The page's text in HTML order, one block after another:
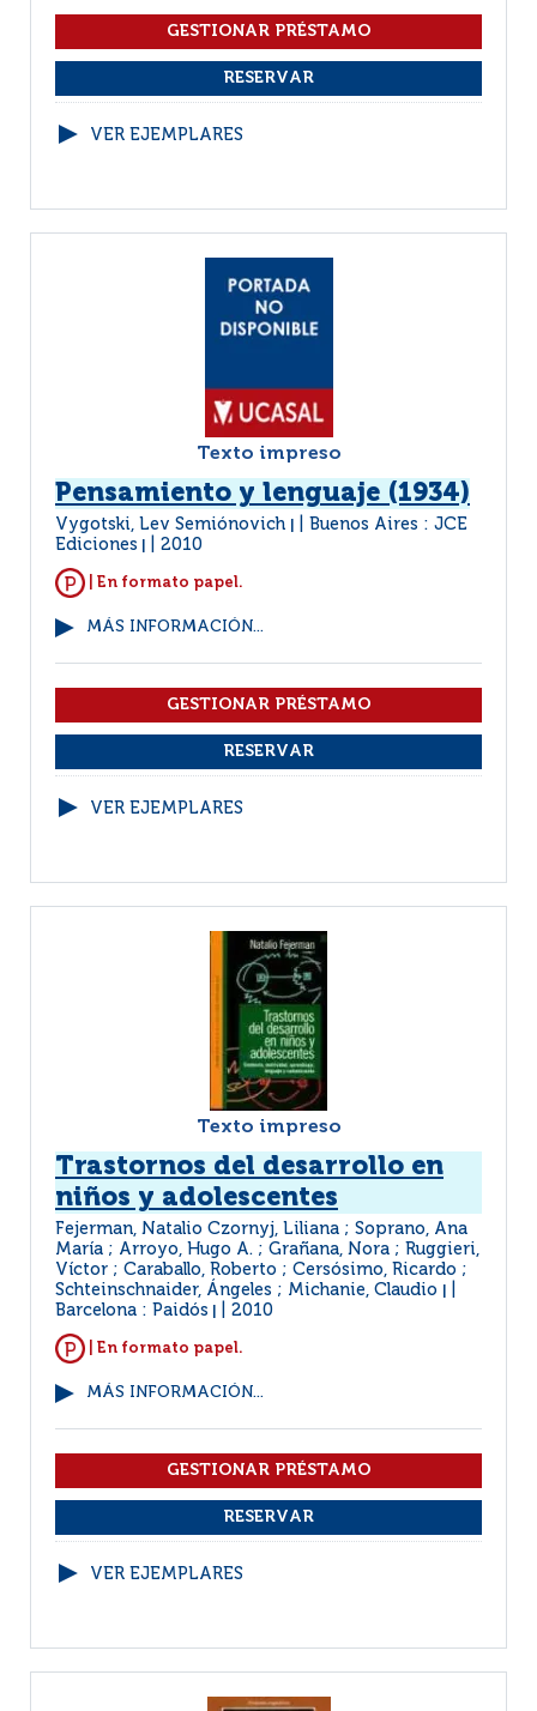
VER EJEMPLARES
Texto impreso
Pensamiento y lenguaje (1934)
Vygotski, Lev Semiónovich
Buenos Aires : JCE
Ediciones
2010
| En formato papel.
MÁS INFORMACIÓN...
VER EJEMPLARES
Texto impreso
Trastornos del desarrollo en
niños y adolescentes
Fejerman, Natalio Czornyj, Liliana ; Soprano, Ana
María ; Arroyo, Hugo A. ; Grañana, Nora ; Ruggieri,
Víctor ; Caraballo, Roberto ; Cersósimo, Ricardo ;
Schteinschnaider, Ángeles ; Michanie, Claudio
Barcelona : Paidós 2010
| En formato papel.
MÁS INFORMACIÓN...
VER EJEMPLARES